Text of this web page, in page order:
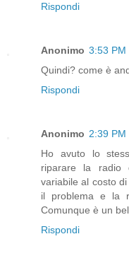
Rispondi
Anonimo 3:53 PM
Quindi? come è
Rispondi
Anonimo 2:39 PM
Ho avuto lo
riparare la radio
variabile al costo
il problema e la
Comunque è un
Rispondi